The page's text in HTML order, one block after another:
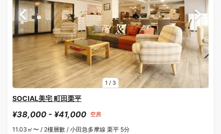
1 / 3
SOCIAL美宅 町田栗平
¥38,000 - ¥41,000 空房
11.03㎡〜 / 2樓層數 / 小田急多摩線 栗平 5分